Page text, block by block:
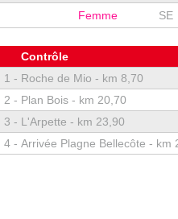
Femme
SE
Contrôle
1 - Roche de Mio - km 8,70
2 - Plan Bois - km 20,70
3 - L'Arpette - km 23,90
4 - Arrivée Plagne Bellecôte - km